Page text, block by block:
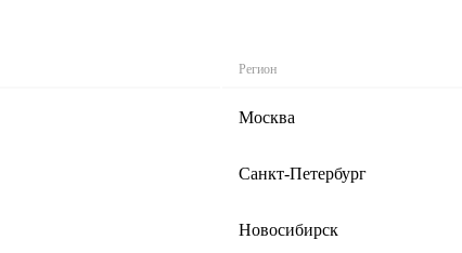
Регион
Москва
Санкт-Петербург
Новосибирск